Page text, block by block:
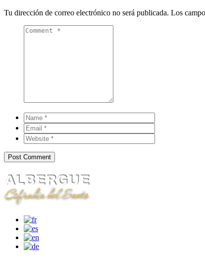
Tu dirección de correo electrónico no será publicada. Los